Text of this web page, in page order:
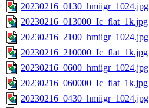
20230216_0130_hmiigr_1024.jpg
20230216_013000_Ic_flat_1k.jpg
20230216_2100_hmiigr_1024.jpg
20230216_210000_Ic_flat_1k.jpg
20230216_0600_hmiigr_1024.jpg
20230216_060000_Ic_flat_1k.jpg
20230216_0430_hmiigr_1024.jpg